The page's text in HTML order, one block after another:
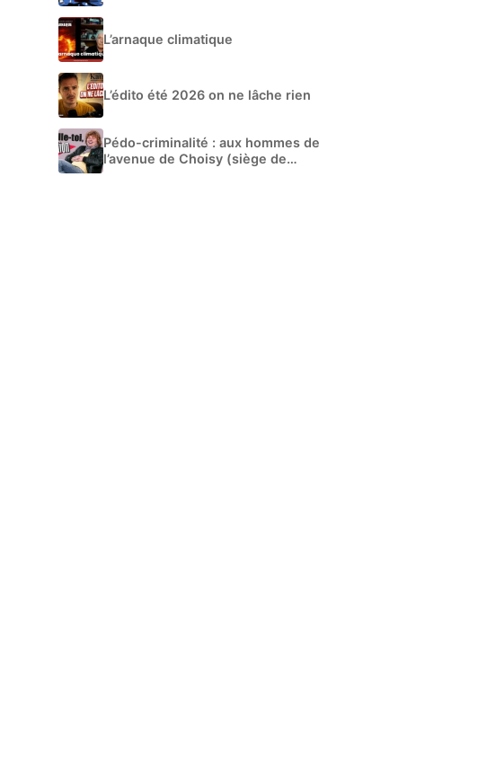
L’arnaque climatique
L’édito été 2026 on ne lâche rien
Pédo-criminalité : aux hommes de
l’avenue de Choisy (siège de